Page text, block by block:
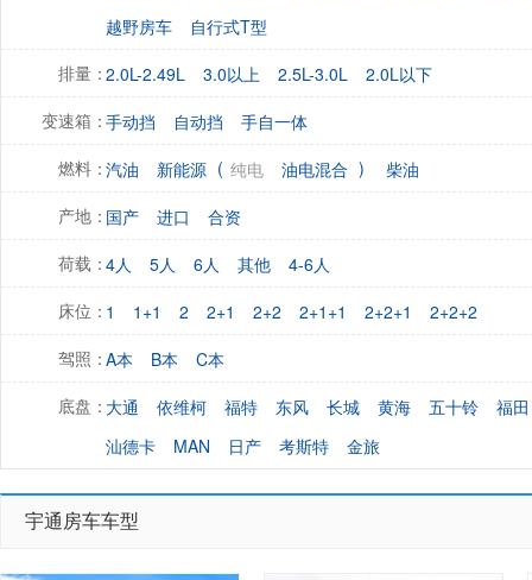
越野房车
自行式T型
排量：2.0L-2.49L 3.0以上 2.5L-3.0L 2.0L以下
变速箱：手动挡 自动挡 手自一体
燃料：汽油 新能源 ( 纯电 油电混合 ) 柴油
产地：国产 进口 合资
荷载：4人 5人 6人 其他 4-6人
床位：1 1+1 2 2+1 2+2 2+1+1 2+2+1 2+2+2
驾照：A本 B本 C本
底盘：大通 依维柯 福特 东风 长城 黄海 五十铃
福田
汕德卡
MAN 日产 考斯特 金旅
宇通房车车型